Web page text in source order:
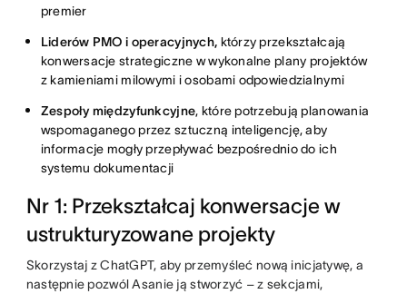
premier
Liderów PMO i operacyjnych, którzy przekształcają
konwersacje strategiczne w wykonalne plany projektów
z kamieniami milowymi i osobami odpowiedzialnymi
Zespoły międzyfunkcyjne, które potrzebują planowania
wspomaganego przez sztuczną inteligencję, aby
informacje mogły przepływać bezpośrednio do ich
systemu dokumentacji
Nr 1: Przekształcaj konwersacje w
ustrukturyzowane projekty
Skorzystaj z ChatGPT, aby przemyśleć nową inicjatywę, a
następnie pozwól Asanie ją stworzyć – z sekcjami,